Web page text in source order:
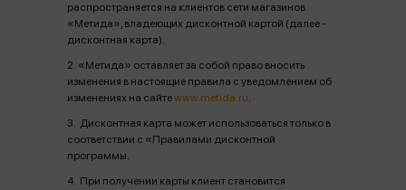
распространяется на клиентов сети магазинов
«Метида», владеющих дисконтной картой (далее -
дисконтная карта).
2. «Метида» оставляет за собой право вносить
изменения в настоящие правила с уведомлением об
изменениях на сайтеwww.metida.ru.
3. Дисконтная карта может использоваться только в
соответствии с «Правилами дисконтной
программы.
4. При получении карты клиент становится